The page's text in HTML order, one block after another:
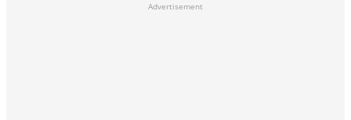
Advertisement